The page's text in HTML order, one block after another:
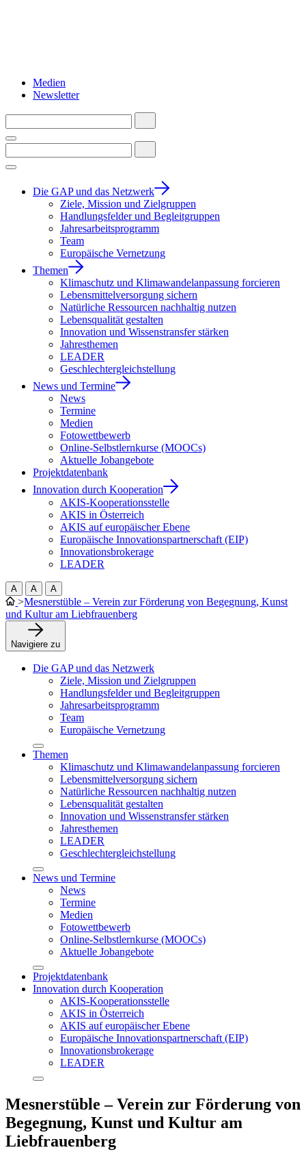
Medien
Newsletter
Die GAP und das Netzwerk
Ziele, Mission und Zielgruppen
Handlungsfelder und Begleitgruppen
Jahresarbeitsprogramm
Team
Europäische Vernetzung
Themen
Klimaschutz und Klimawandelanpassung forcieren
Lebensmittelversorgung sichern
Natürliche Ressourcen nachhaltig nutzen
Lebensqualität gestalten
Innovation und Wissenstransfer stärken
Jahresthemen
LEADER
Geschlechtergleichstellung
News und Termine
News
Termine
Medien
Fotowettbewerb
Online-Selbstlernkurse (MOOCs)
Aktuelle Jobangebote
Projektdatenbank
Innovation durch Kooperation
AKIS-Kooperationsstelle
AKIS in Österreich
AKIS auf europäischer Ebene
Europäische Innovationspartnerschaft (EIP)
Innovationsbrokerage
LEADER
A A A
>Mesnerstüble – Verein zur Förderung von Begegnung, Kunst
und Kultur am Liebfrauenberg
Navigiere zu
Die GAP und das Netzwerk
Ziele, Mission und Zielgruppen
Handlungsfelder und Begleitgruppen
Jahresarbeitsprogramm
Team
Europäische Vernetzung
Themen
Klimaschutz und Klimawandelanpassung forcieren
Lebensmittelversorgung sichern
Natürliche Ressourcen nachhaltig nutzen
Lebensqualität gestalten
Innovation und Wissenstransfer stärken
Jahresthemen
LEADER
Geschlechtergleichstellung
News und Termine
News
Termine
Medien
Fotowettbewerb
Online-Selbstlernkurse (MOOCs)
Aktuelle Jobangebote
Projektdatenbank
Innovation durch Kooperation
AKIS-Kooperationsstelle
AKIS in Österreich
AKIS auf europäischer Ebene
Europäische Innovationspartnerschaft (EIP)
Innovationsbrokerage
LEADER
Mesnerstüble – Verein zur Förderung von
Begegnung, Kunst und Kultur am
Liebfrauenberg